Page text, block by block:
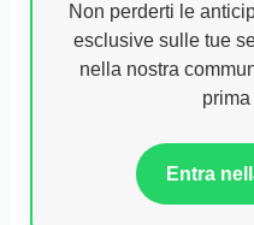
Non perderti le
esclusive sulle tue
nella nostra
Entra